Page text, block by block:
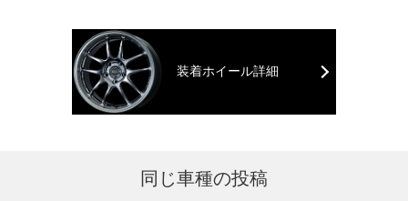
装着ホイール詳細
同じ車種の投稿